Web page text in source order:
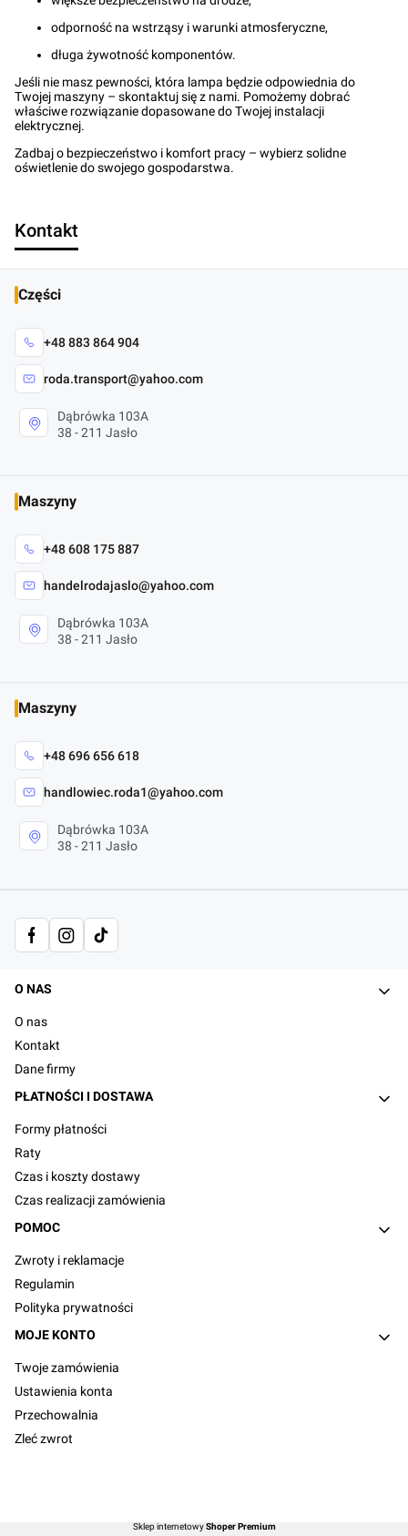
odporność na wstrząsy i warunki atmosferyczne,
długa żywotność komponentów.
Jeśli nie masz pewności, która lampa będzie odpowiednia do
Twojej maszyny – skontaktuj się z nami. Pomożemy dobrać
właściwe rozwiązanie dopasowane do Twojej instalacji
elektrycznej.
Zadbaj o bezpieczeństwo i komfort pracy – wybierz solidne
oświetlenie do swojego gospodarstwa.
Kontakt
Części
+48 883 864 904
roda.transport@yahoo.com
Dąbrówka 103A
38 - 211 Jasło
Maszyny
+48 608 175 887
handelrodajaslo@yahoo.com
Dąbrówka 103A
38 - 211 Jasło
Maszyny
+48 696 656 618
handlowiec.roda1@yahoo.com
Dąbrówka 103A
38 - 211 Jasło
Linki w stopce
O NAS
O nas
Kontakt
Dane firmy
PŁATNOŚCI I DOSTAWA
Formy płatności
Raty
Czas i koszty dostawy
Czas realizacji zamówienia
POMOC
Zwroty i reklamacje
Regulamin
Polityka prywatności
MOJE KONTO
Twoje zamówienia
Ustawienia konta
Przechowalnia
Zleć zwrot
Sklep internetowyShoper Premium